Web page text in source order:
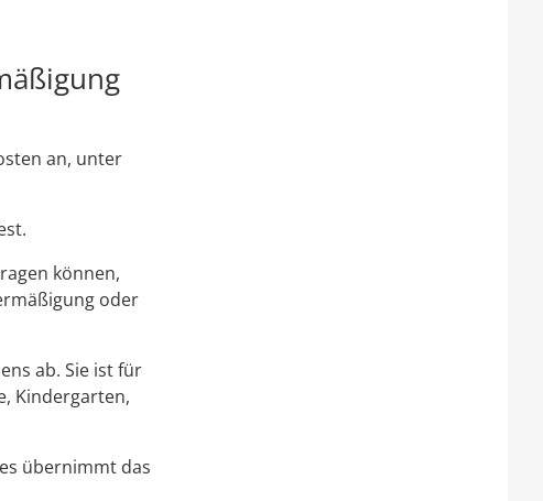
an, unter
können,
oder
ab. Sie ist für
Kindergarten,
übernimmt das